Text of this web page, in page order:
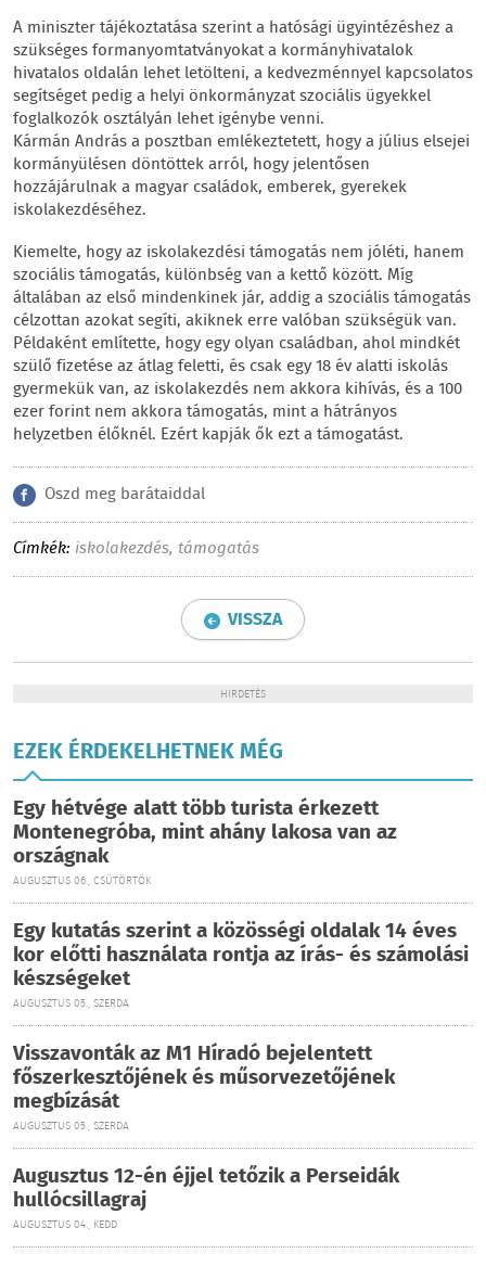
A miniszter tájékoztatása szerint a hatósági ügyintézéshez a
szükséges formanyomtatványokat a kormányhivatalok
hivatalos oldalán lehet letölteni, a kedvezménnyel kapcsolatos
segítséget pedig a helyi önkormányzat szociális ügyekkel
foglalkozók osztályán lehet igénybe venni.
Kármán András a posztban emlékeztetett, hogy a július elsejei
kormányülésen döntöttek arról, hogy jelentősen
hozzájárulnak a magyar családok, emberek, gyerekek
iskolakezdéséhez.
Kiemelte, hogy az iskolakezdési támogatás nem jóléti, hanem
szociális támogatás, különbség van a kettő között. Míg
általában az első mindenkinek jár, addig a szociális támogatás
célzottan azokat segíti, akiknek erre valóban szükségük van.
Példaként említette, hogy egy olyan családban, ahol mindkét
szülő fizetése az átlag feletti, és csak egy 18 év alatti iskolás
gyermekük van, az iskolakezdés nem akkora kihívás, és a 100
ezer forint nem akkora támogatás, mint a hátrányos
helyzetben élőknél. Ezért kapják ők ezt a támogatást.
Oszd meg barátaiddal
Címkék: iskolakezdés, támogatás
VISSZA
HIRDETÉS
EZEK ÉRDEKELHETNEK MÉG
Egy hétvége alatt több turista érkezett
Montenegróba, mint ahány lakosa van az
országnak
AUGUSZTUS 06., CSÜTÖRTÖK
Egy kutatás szerint a közösségi oldalak 14 éves
kor előtti használata rontja az írás- és számolási
készségeket
AUGUSZTUS 05., SZERDA
Visszavonták az M1 Híradó bejelentett
főszerkesztőjének és műsorvezetőjének
megbízását
AUGUSZTUS 05., SZERDA
Augusztus 12-én éjjel tetőzik a Perseidák
hullócsillagraj
AUGUSZTUS 04., KEDD